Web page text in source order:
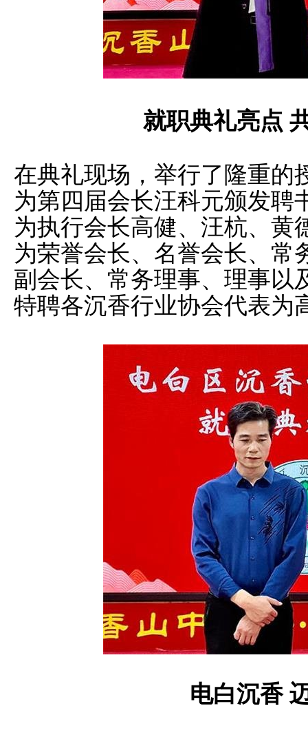
就职典礼亮点
在典礼现场，举行了隆重的
为第四届会长汪科元颁发聘
为执行会长高健、汪杭、黄
为荣誉会长、名誉会长、常
副会长、常务理事、理事以
特聘各沉香行业协会代表为
电白沉香